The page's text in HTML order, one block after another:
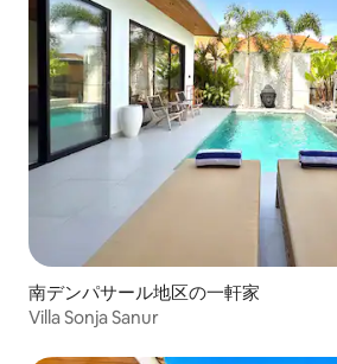
南デンパサール地区の一軒家
Villa Sonja Sanur